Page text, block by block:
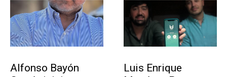
Alfonso Bayón
Luis Enrique